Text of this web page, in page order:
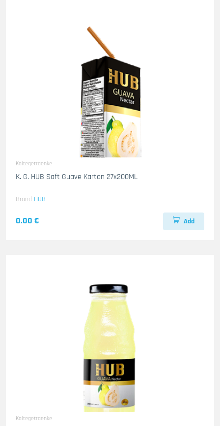
Kaltegetraenke
K. G. HUB Saft Guave Karton 27x200ML
Brand HUB
0.00 € Add
Kaltegetraenke